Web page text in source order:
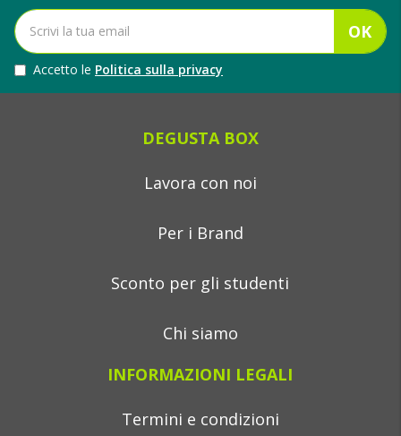
OK
Accetto le Politica sulla privacy
DEGUSTA BOX
Lavora con noi
Per i Brand
Sconto per gli studenti
Chi siamo
INFORMAZIONI LEGALI
Termini e condizioni